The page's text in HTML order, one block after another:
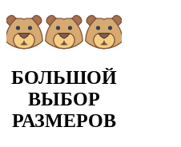
БОЛЬШОЙ
ВЫБОР
РАЗМЕРОВ